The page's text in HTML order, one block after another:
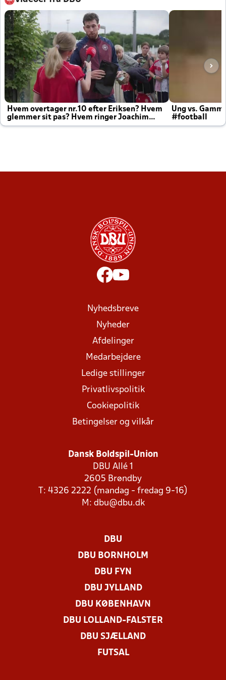
Hvem overtager nr.10 efter Eriksen? Hvem
glemmer sit pas? Hvem ringer Joachim
altid til efter kampe?
Ung vs.
#football
Nyhedsbreve
Nyheder
Afdelinger
Medarbejdere
Ledige stillinger
Privatlivspolitik
Cookiepolitik
Betingelser og vilkår
Dansk Boldspil-Union
DBU Allé 1
2605 Brøndby
T: 4326 2222 (mandag - fredag 9-16)
M: dbu@dbu.dk
DBU
DBU BORNHOLM
DBU FYN
DBU JYLLAND
DBU KØBENHAVN
DBU LOLLAND-FALSTER
DBU SJÆLLAND
FUTSAL